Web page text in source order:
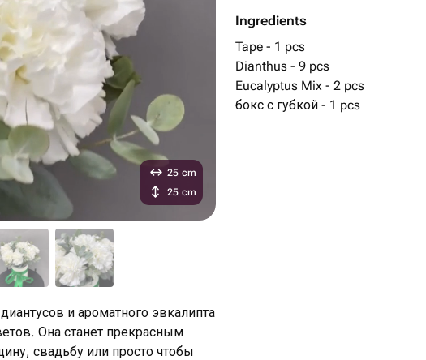
Ingredients
Tape - 1 pcs
Dianthus - 9 pcs
Eucalyptus Mix - 2 pcs
бокс с губкой - 1 pcs
25 cm
25 cm
и ароматного эвкалипта
Она станет прекрасным
свадьбу или просто чтобы